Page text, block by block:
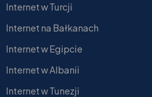
Internet w Turcji
Internet na Bałkanach
Internet w Egipcie
Internet w Albanii
Internet w Tunezji